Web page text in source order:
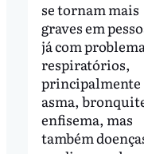
se tornam mais
graves em
já com
respiratórios,
principalmente
asma,
enfisema, mas
também